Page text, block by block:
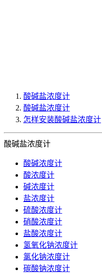
酸碱盐浓度计
酸碱盐浓度计
怎样安装酸碱盐浓度计
酸碱盐浓度计
酸碱浓度计
酸浓度计
碱浓度计
盐浓度计
硫酸浓度计
硝酸浓度计
盐酸浓度计
氢氧化钠浓度计
氯化钠浓度计
碳酸钠浓度计